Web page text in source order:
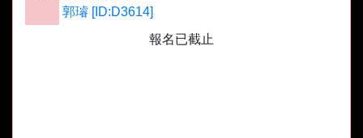
郭璿 [ID:D3614]
報名已截止